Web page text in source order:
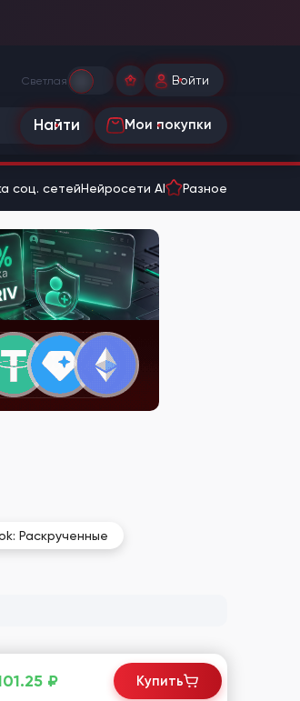
Светлая Войти
Найти Мои покупки
соц. сетейНейросети AI Разное
Раскрученные
₽ Купить